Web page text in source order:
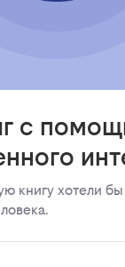
с
книгу хотели бы